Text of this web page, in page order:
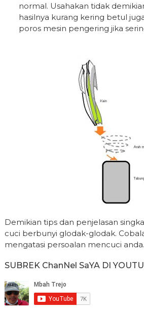
normal. Usahakan tidak
hasilnya kurang kering betul
poros mesin pengering jika
Demikian tips dan penjelasan
cuci berbunyi glodak-glodak.
mengatasi persoalan mencuci anda.
SUBREK ChanNel SaYA DI